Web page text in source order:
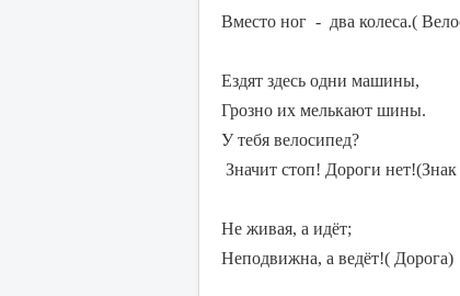
Вместо ног - два колеса.(
Ездят здесь одни машины,
Грозно их мелькают шины.
У тебя велосипед?
Значит стоп! Дороги
Не живая, а идёт;
Неподвижна, а ведёт!( Дорога)